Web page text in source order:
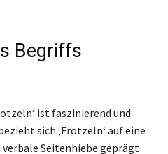
Begriffs
ist faszinierend und
sich ‚Frotzeln‘ auf eine
verbale Seitenhiebe geprägt